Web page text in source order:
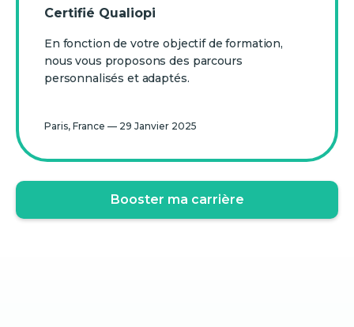
Certifié Qualiopi
En fonction de votre objectif de formation,
nous vous proposons des parcours
personnalisés et adaptés.
Paris, France — 29 Janvier 2025
Booster ma carrière